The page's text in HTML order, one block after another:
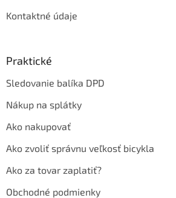
Kontaktné údaje
Praktické
Sledovanie balíka DPD
Nákup na splátky
Ako nakupovať
Ako zvoliť správnu veľkosť bicykla
Ako za tovar zaplatiť?
Obchodné podmienky